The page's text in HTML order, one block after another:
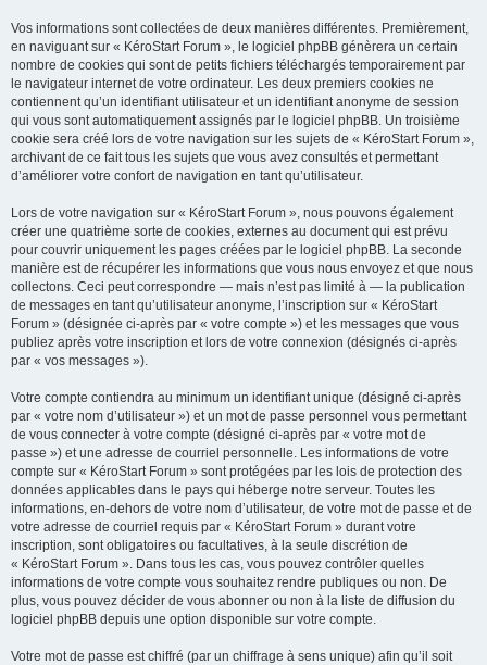
Vos informations sont collectées de deux manières différentes. Premièrement,
en naviguant sur « KéroStart Forum », le logiciel phpBB génèrera un certain
nombre de cookies qui sont de petits fichiers téléchargés temporairement par
le navigateur internet de votre ordinateur. Les deux premiers cookies ne
contiennent qu’un identifiant utilisateur et un identifiant anonyme de session
qui vous sont automatiquement assignés par le logiciel phpBB. Un troisième
cookie sera créé lors de votre navigation sur les sujets de « KéroStart Forum »,
archivant de ce fait tous les sujets que vous avez consultés et permettant
d’améliorer votre confort de navigation en tant qu’utilisateur.
Lors de votre navigation sur « KéroStart Forum », nous pouvons également
créer une quatrième sorte de cookies, externes au document qui est prévu
pour couvrir uniquement les pages créées par le logiciel phpBB. La seconde
manière est de récupérer les informations que vous nous envoyez et que nous
collectons. Ceci peut correspondre — mais n’est pas limité à — la publication
de messages en tant qu’utilisateur anonyme, l’inscription sur « KéroStart
Forum » (désignée ci-après par « votre compte ») et les messages que vous
publiez après votre inscription et lors de votre connexion (désignés ci-après
par « vos messages »).
Votre compte contiendra au minimum un identifiant unique (désigné ci-après
par « votre nom d’utilisateur ») et un mot de passe personnel vous permettant
de vous connecter à votre compte (désigné ci-après par « votre mot de
passe ») et une adresse de courriel personnelle. Les informations de votre
compte sur « KéroStart Forum » sont protégées par les lois de protection des
données applicables dans le pays qui héberge notre serveur. Toutes les
informations, en-dehors de votre nom d’utilisateur, de votre mot de passe et de
votre adresse de courriel requis par « KéroStart Forum » durant votre
inscription, sont obligatoires ou facultatives, à la seule discrétion de
« KéroStart Forum ». Dans tous les cas, vous pouvez contrôler quelles
informations de votre compte vous souhaitez rendre publiques ou non. De
plus, vous pouvez décider de vous abonner ou non à la liste de diffusion du
logiciel phpBB depuis une option disponible sur votre compte.
Votre mot de passe est chiffré (par un chiffrage à sens unique) afin qu’il soit